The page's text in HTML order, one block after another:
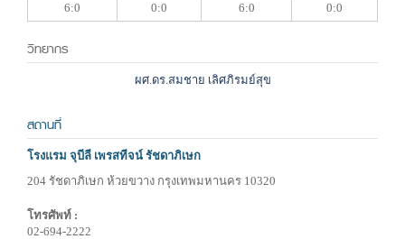
6:0 0:0 6:0 0:0
วิทยากร
ผศ.ดร.สมชาย เลิศภิรมย์สุข
สถานที่
โรงแรม จุบีลี เพรสทีจน์ รัชดาภิเษก
204 รัชดาภิเษก ห้วยขวาง กรุงเทพมหานคร 10320
โทรศัพท์ :
02-694-2222